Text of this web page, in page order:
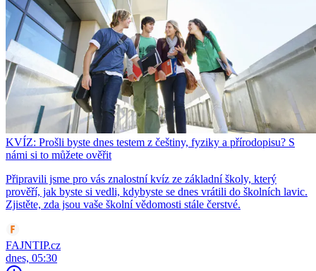
KVÍZ: Prošli byste dnes testem z češtiny, fyziky a přírodopisu? S
námi si to můžete ověřit
Připravili jsme pro vás znalostní kvíz ze základní školy, který
prověří, jak byste si vedli, kdybyste se dnes vrátili do školních lavic.
Zjistěte, zda jsou vaše školní vědomosti stále čerstvé.
FAJNTIP.cz
dnes, 05:30